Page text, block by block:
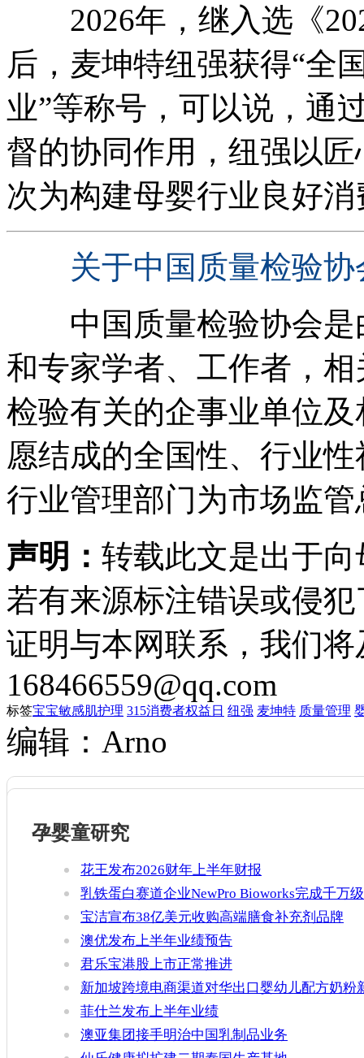
2026年，继入选《
后，麦坤特纽强获得“全
业”等称号，可以说，通
督的协同作用，纽强以
次为构建母婴行业良好
关于中国质量检验协
中国质量检验协会是
和专家学者、工作者，
检验有关的企事业单位
愿结成的全国性、行业
行业管理部门为市场监管
声明： 转载此文是出于
若有来源标注错误或侵
证明与本网联系，我们
168466559@qq.com
标签宝宝敏感肌护理 315消费者权益日 纽强 麦坤特 质量管理
编辑：Arno
孕婴童研究
花王发布2026财年上半年财报
乳铁蛋白赛道企业NewPro Bioworks完成千万级
融资
宝洁宣布38亿美元收购高端膳食补充剂品牌
Thorne
澳优发布上半年业绩预告
君乐宝港股上市正常推进
新加坡跨境电商渠道对华出口婴幼儿配方奶粉
增官方健康证书通关要求
菲仕兰发布上半年业绩
澳亚集团接手明治中国乳制品业务